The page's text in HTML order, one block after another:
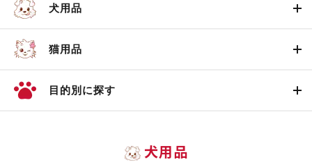
犬用品
猫用品
目的別に探す
犬用品